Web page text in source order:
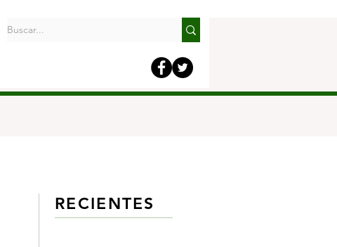
RECIENTES